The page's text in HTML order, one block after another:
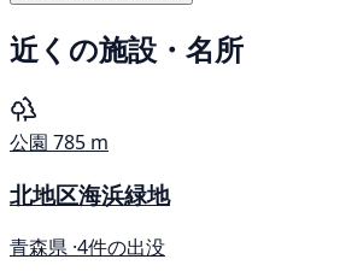
近くの施設・名所
公園 785 m
北地区海浜緑地
青森県 ·4件の出没